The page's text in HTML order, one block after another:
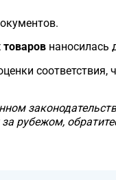
наносилась
соответствия,
рубежом,